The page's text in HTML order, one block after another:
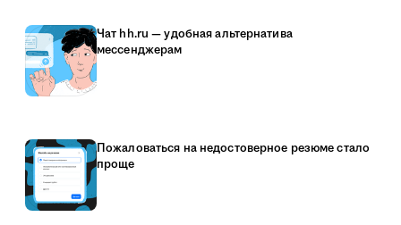
Чат hh.ru — удобная альтернатива
мессенджерам
Пожаловаться на недостоверное резюме стало
проще